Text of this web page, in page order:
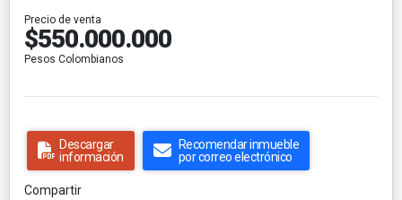
Precio de venta
$550.000.000
Pesos Colombianos
Descargar
información
Recomendar inmueble
por correo electrónico
Compartir